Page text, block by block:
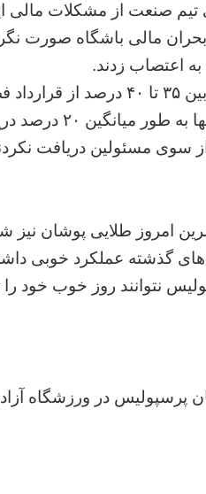
صنعت از مشکلات مالی
مالی باشگاه صورت
اعتصاب زدند.
این در حالی است که بازیکنان بین ۳۵
طلب دارند و در این فصل
سوی مسئولین دریافت
امروز طلایی پوشان نیز
گذشته عملکرد خوبی
نتوانند روز خوب خود را